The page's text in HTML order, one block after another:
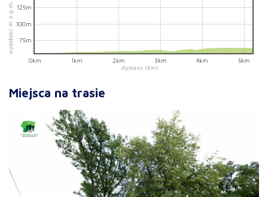
dystans (km)
wysokość m n.p.m.
0km 1km 2km 3km 4km 5km
75m
100m
125m
Miejsca na trasie